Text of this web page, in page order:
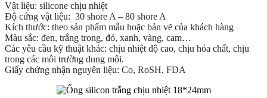
Vật liệu: silicone chịu nhiệt
Độ cứng vật liệu: 30 shore A – 80 shore A
Kích thước: theo sản phẩm mẫu hoặc bản vẽ của khách hàng
Màu sắc: đen, trắng trong, đỏ, xanh, vàng, cam…
Các yêu cầu kỹ thuật khác: chịu nhiệt độ cao, chịu hóa chất, chịu
trong các môi trường dung môi.
Giấy chứng nhận nguyên liệu: Co, RoSH, FDA